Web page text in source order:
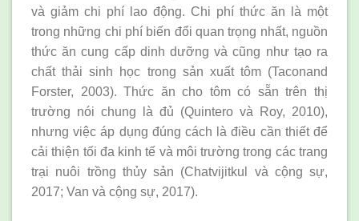
và giảm chi phí lao động. Chi phí thức ăn là một
trong những chi phí biến đổi quan trọng nhất, nguồn
thức ăn cung cấp dinh dưỡng và cũng như tạo ra
chất thải sinh học trong sản xuất tôm (Taconand
Forster, 2003). Thức ăn cho tôm có sẵn trên thị
trường nói chung là đủ (Quintero và Roy, 2010),
nhưng việc áp dụng đúng cách là điều cần thiết để
cải thiện tối đa kinh tế và môi trường trong các trang
trại nuôi trồng thủy sản (Chatvijitkul và cộng sự,
2017; Van và cộng sự, 2017).